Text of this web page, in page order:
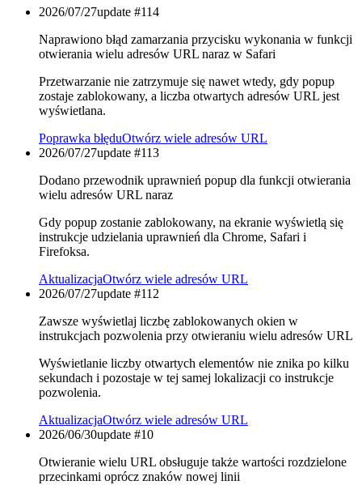
2026/07/27update #114
Naprawiono błąd zamarzania przycisku wykonania w funkcji
otwierania wielu adresów URL naraz w Safari
Przetwarzanie nie zatrzymuje się nawet wtedy, gdy popup
zostaje zablokowany, a liczba otwartych adresów URL jest
wyświetlana.
Poprawka błęduOtwórz wiele adresów URL
2026/07/27update #113
Dodano przewodnik uprawnień popup dla funkcji otwierania
wielu adresów URL naraz
Gdy popup zostanie zablokowany, na ekranie wyświetlą się
instrukcje udzielania uprawnień dla Chrome, Safari i
Firefoksa.
AktualizacjaOtwórz wiele adresów URL
2026/07/27update #112
Zawsze wyświetlaj liczbę zablokowanych okien w
instrukcjach pozwolenia przy otwieraniu wielu adresów URL
Wyświetlanie liczby otwartych elementów nie znika po kilku
sekundach i pozostaje w tej samej lokalizacji co instrukcje
pozwolenia.
AktualizacjaOtwórz wiele adresów URL
2026/06/30update #10
Otwieranie wielu URL obsługuje także wartości rozdzielone
przecinkami oprócz znaków nowej linii